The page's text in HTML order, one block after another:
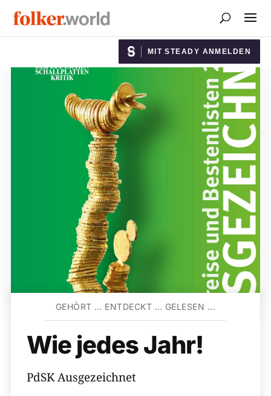
MIT STEADY ANMELDEN
GEHÖRT … ENTDECKT … GELESEN ...
Wie jedes Jahr!
PdSK Ausgezeichnet